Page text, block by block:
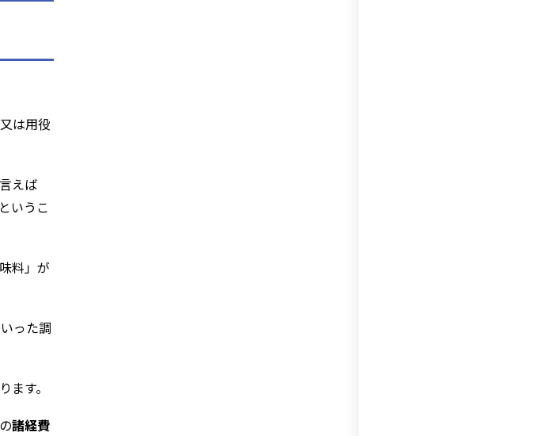
は用役
えば
いうこ
料」が
った調
ます。
諸経費